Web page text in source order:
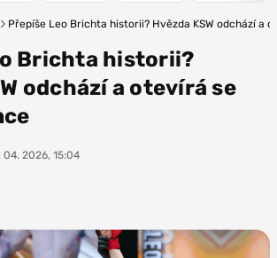
Přepíše Leo Brichta historii? Hvězda KSW odchází a
Brichta historii?
odchází a otevírá se
04. 2026, 15:04